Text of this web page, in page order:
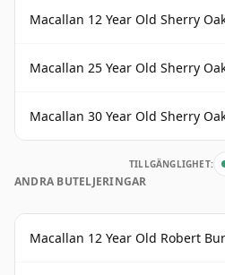
Macallan 12 Year Old Sherry
Macallan 25 Year Old Sherry
Macallan 30 Year Old Sherry
TILLGÄNGLIGHET:
ANDRA BUTELJERINGAR
Macallan 12 Year Old Robert Burns